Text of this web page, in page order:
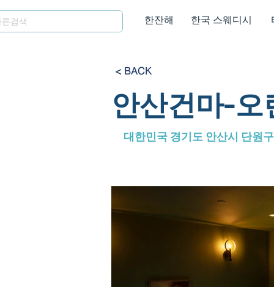
한국 스웨디시
한잔해
< BACK
안산건마-오
대한민국 경기도 안산시 단원